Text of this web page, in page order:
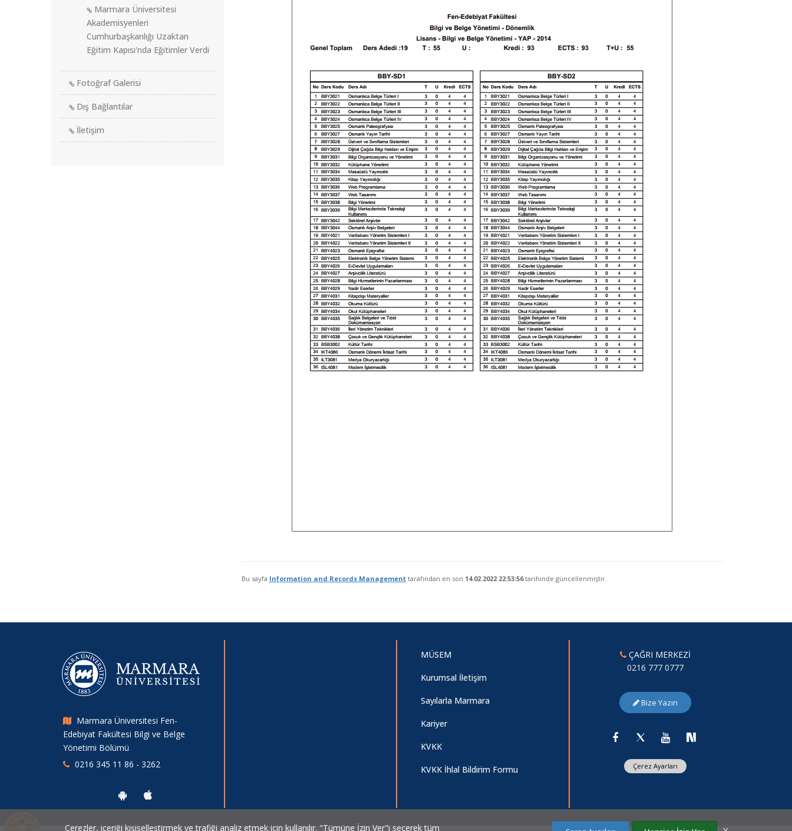
Bu sayfa Information and Records Managementtarafından en son 14.02.2022 22:53:56tarihinde güncellenmiştir.
Marmara Üniversitesi
Akademisyenleri
Cumhurbaşkanlığı Uzaktan
Eğitim Kapısı'nda Eğitimler Verdi
Fotoğraf Galerisi
Dış Bağlantılar
İletişim
Marmara Üniversitesi Fen-
Edebiyat Fakültesi Bilgi ve Belge
Yönetimi Bölümü
0216 345 11 86 - 3262
MÜSEM
Kurumsal İletişim
Sayılarla Marmara
Kariyer
KVKK
KVKK İhlal Bildirim Formu
ÇAĞRI MERKEZİ
0216 777 0777
Bize Yazın
Çerez Ayarları
Çerezler, içeriği kişiselleştirmek ve trafiği analiz etmek için kullanılır. "Tümüne İzin Ver"i seçerek tüm